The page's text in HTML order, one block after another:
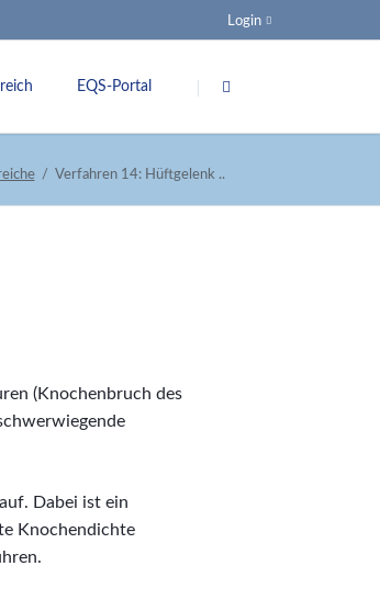
Login
überspringen
EQS-Portal
Verfahren 14: Hüftgelenk ..
(Knochenbruch des
Dabei ist ein
Knochendichte